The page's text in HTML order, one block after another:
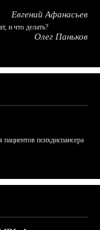
Евгений Афанасьев
и что делать?
Олег Паньков
пациентов психдиспансера